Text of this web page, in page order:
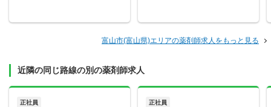
富山市(富山県)エリアの薬剤師求人をもっと見る
近隣の同じ路線の別の薬剤師求人
正社員 正社員